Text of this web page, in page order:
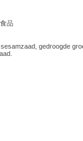
品
gedroogde